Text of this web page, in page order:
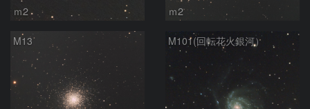
ｍ2 ｍ2
M13 M101(回転花火銀河）